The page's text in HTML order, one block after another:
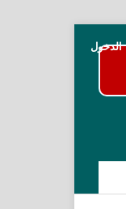
الدخول